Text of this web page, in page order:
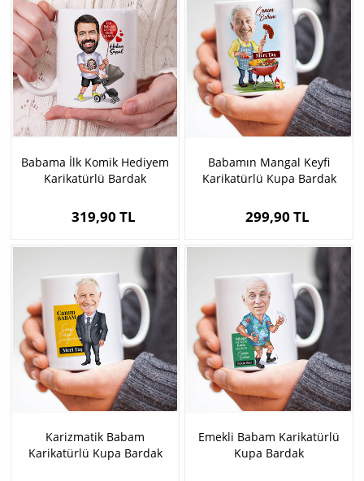
Babama İlk Komik Hediyem
Karikatürlü Bardak
319,90 TL
Babamın Mangal Keyfi
Karikatürlü Kupa Bardak
299,90 TL
Karizmatik Babam
Karikatürlü Kupa Bardak
Emekli Babam Karikatürlü
Kupa Bardak